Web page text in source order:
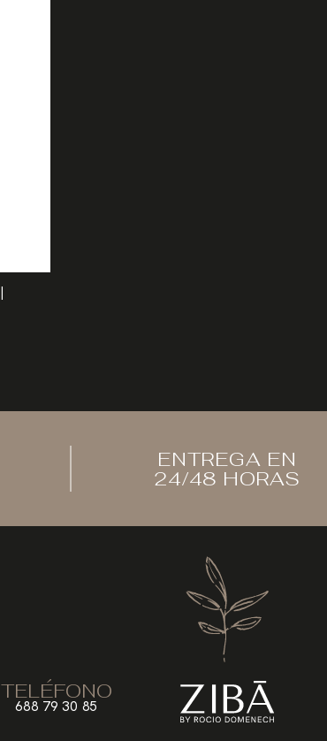
ENTREGA EN
24/48 HORAS
TELÉFONO
688 79 30 85